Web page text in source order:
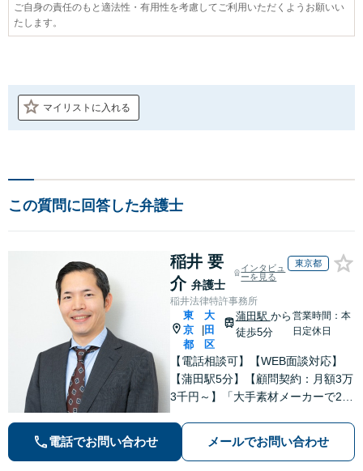
ご自身の責任のもと適法性・有用性を考慮してご利用いただくようお願いい
たします。
マイリストに入れる
この質問に回答した弁護士
稲井 要
介 弁護士
インタビュ
ーを見る
東京都
稲井法律特許事務所
東
京
都
大
田
区
蒲田駅 から
徒歩5分
営業時間：本
日定休日
【電話相談可】【WEB面談対応】
【蒲田駅5分】【顧問契約：月額3万
3千円～】「大手素材メーカーで20
「契約書のリーガルチェック」「債
権回収：売掛金や請負代金の未払
電話でお問い合わせ メールでお問い合わせ